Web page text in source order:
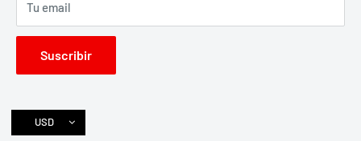
Facebook
Instagram
Libro de reclamaciones
Tu email
Suscribir
USD